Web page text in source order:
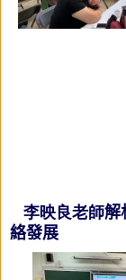
李映良老師解
絡發展